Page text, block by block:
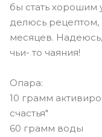
бы стать хорошим
делюсь рецептом,
месяцев.
чьи- то чаяния!
Опара:
10 грамм
счастья"
60 грамм воды